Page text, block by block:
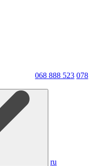
068 888 523 078
ru